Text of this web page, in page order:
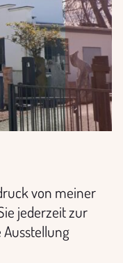
von meiner
jederzeit zur